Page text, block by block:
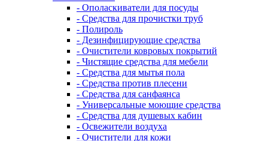
- Ополаскиватели для посуды
- Средства для прочистки труб
- Полироль
- Дезинфицирующие средства
- Очистители ковровых покрытий
- Чистящие средства для мебели
- Средства для мытья пола
- Средства против плесени
- Средства для санфаянса
- Универсальные моющие средства
- Средства для душевых кабин
- Освежители воздуха
- Очистители для кожи